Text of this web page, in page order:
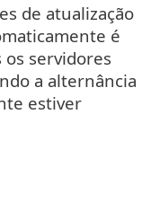
de atualização
é
servidores
a alternância
estiver